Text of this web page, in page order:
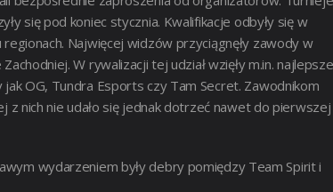
się pod koniec stycznia. Kwalifikacje odbyły się w
regionach. Najwięcej widzów przyciągnęły zawody w
Zachodniej. W rywalizacji tej udział wzięły m.in. najlepsze
jak OG, Tundra Esports czy Tam Secret. Zawodnikom
z nich nie udało się jednak dotrzeć nawet do pierwszej
wydarzeniem były debry pomiędzy Team Spirit i